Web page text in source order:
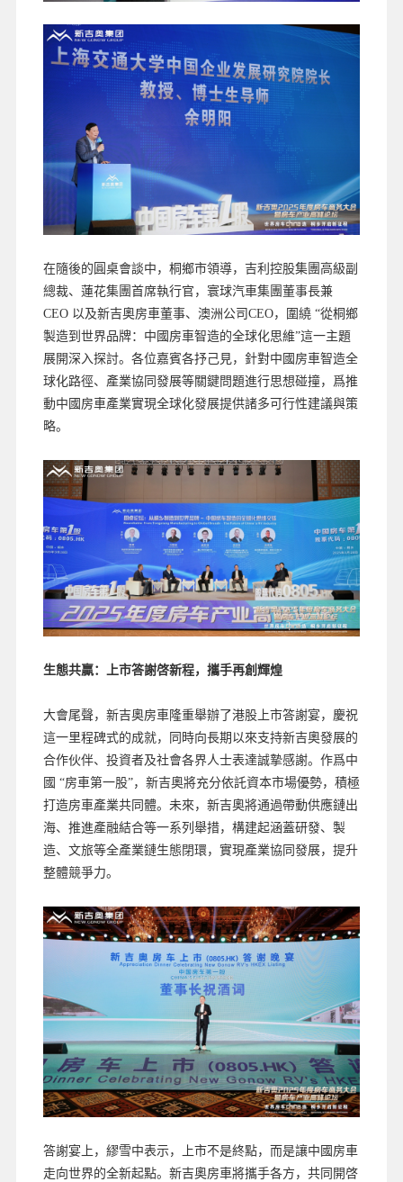
在隨後的圓桌會談中，桐鄉市領導，吉利控股集團高級副
總裁、蓮花集團首席執行官，寰球汽車集團董事長兼
CEO 以及新吉奧房車董事、澳洲公司CEO，圍繞 “從桐鄉
製造到世界品牌：中國房車智造的全球化思維”這一主題
展開深入探討。各位嘉賓各抒己見，針對中國房車智造全
球化路徑、產業協同發展等關鍵問題進行思想碰撞，爲推
動中國房車產業實現全球化發展提供諸多可行性建議與策
略。
生態共贏：上市答謝啓新程，攜手再創輝煌
大會尾聲，新吉奧房車隆重舉辦了港股上市答謝宴，慶祝
這一里程碑式的成就，同時向長期以來支持新吉奧發展的
合作伙伴、投資者及社會各界人士表達誠摯感謝。作爲中
國 “房車第一股”，新吉奧將充分依託資本市場優勢，積極
打造房車產業共同體。未來，新吉奧將通過帶動供應鏈出
海、推進產融結合等一系列舉措，構建起涵蓋研發、製
造、文旅等全產業鏈生態閉環，實現產業協同發展，提升
整體競爭力。
答謝宴上，繆雪中表示，上市不是終點，而是讓中國房車
走向世界的全新起點。新吉奧房車將攜手各方，共同開啓